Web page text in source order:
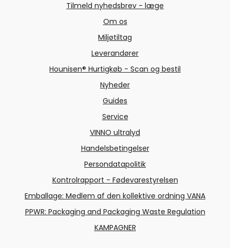
Tilmeld nyhedsbrev - læge
Om os
Miljøtiltag
Leverandører
Hounisen® Hurtigkøb - Scan og bestil
Nyheder
Guides
Service
VINNO ultralyd
Handelsbetingelser
Persondatapolitik
Kontrolrapport - Fødevarestyrelsen
Emballage: Medlem af den kollektive ordning VANA
PPWR: Packaging and Packaging Waste Regulation
KAMPAGNER